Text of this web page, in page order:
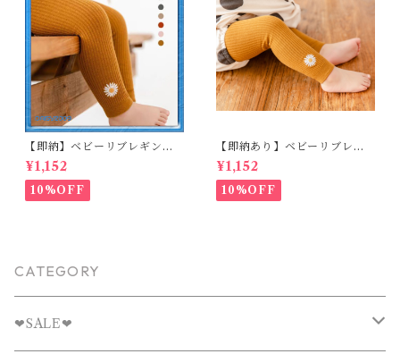
【即納】ベビーリブレギンス
キッズレギンス リブレギンス
花柄 フラワー刺繍 ナチュラル
90~102cm
¥1,152
10%OFF
【即納あり】ベビーリブレギ
ンス キッズレギンス リブレギ
ンス 花柄 フラワー刺繍 ナチュ
ラル 65~80cm
¥1,152
10%OFF
CATEGORY
❤︎SALE❤︎